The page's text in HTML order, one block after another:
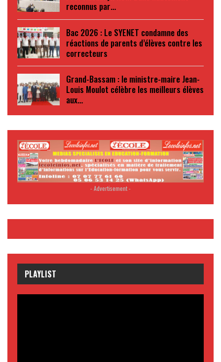
reconnus par…
Bac 2026 : Le SYENET condamne des
réactions de parents d’élèves contre les
correcteurs
Grand-Bassam : le ministre-maire Jean-
Louis Moulot célèbre les meilleurs élèves
aux…
- Advertisement -
PLAYLIST